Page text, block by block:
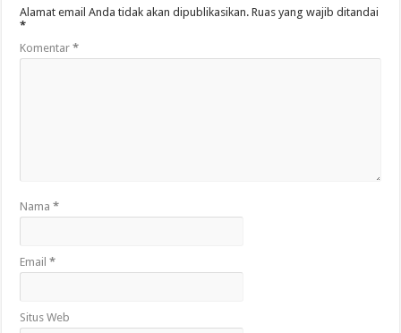
Alamat email Anda tidak akan dipublikasikan. Ruas yang wajib ditandai
*
Komentar*
Nama*
Email*
Situs Web